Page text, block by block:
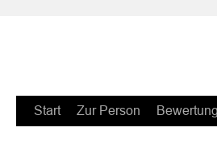
Zum
Start Zur Person